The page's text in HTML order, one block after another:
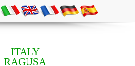
ITALY
RAGUSA